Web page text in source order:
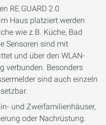
RE.GUARD 2.0
Haus platziert werden
wie z.B. Küche, Bad
Sensoren sind mit
und über den WLAN-
verbunden. Besonders
sind auch einzeln
und Zweifamilienhäuser,
oder Nachrüstung.